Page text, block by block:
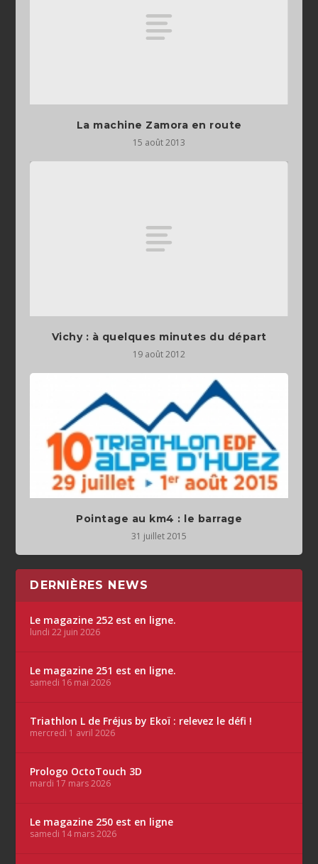
La machine Zamora en route
15 août 2013
Vichy : à quelques minutes du départ
19 août 2012
Pointage au km4 : le barrage
31 juillet 2015
DERNIÈRES NEWS
Le magazine 252 est en ligne.
lundi 22 juin 2026
Le magazine 251 est en ligne.
samedi 16 mai 2026
Triathlon L de Fréjus by Ekoï : relevez le défi !
mercredi 1 avril 2026
Prologo OctoTouch 3D
mardi 17 mars 2026
Le magazine 250 est en ligne
samedi 14 mars 2026